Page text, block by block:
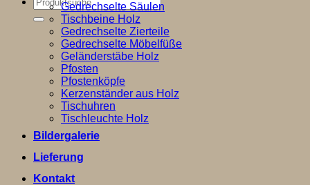
nach:
Gedrechselte Säulen
Tischbeine Holz
Gedrechselte Zierteile
Gedrechselte Möbelfüße
Geländerstäbe Holz
Pfosten
Pfostenköpfe
Kerzenständer aus Holz
Tischuhren
Tischleuchte Holz
Bildergalerie
Lieferung
Kontakt